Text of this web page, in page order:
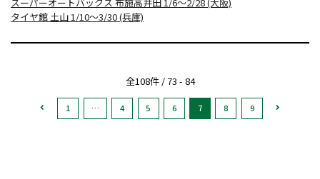
タイヤ館 土山 1/10～3/30 (兵庫)
全108件 / 73 - 84
1 … 4 5 6 7 8 9